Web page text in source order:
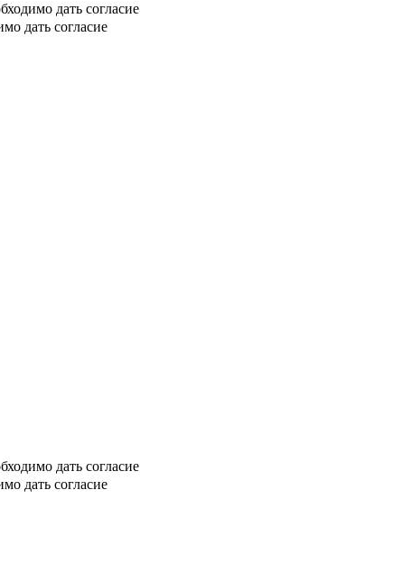
дать согласие
дать согласие
дать согласие
дать согласие